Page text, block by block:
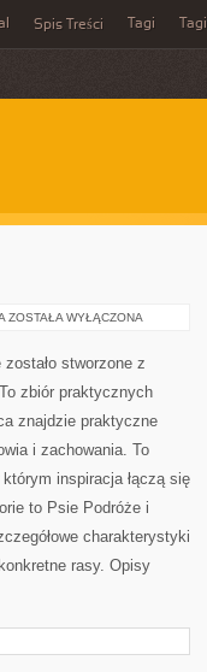
Spis Treści Tagi Tagi
PORADY
ZOSTAŁA WYŁĄCZONA
stworzone z
zbiór praktycznych
znajdzie praktyczne
i zachowania. To
inspiracja łączą się
to Psie Podróże i
charakterystyki
rasy. Opisy